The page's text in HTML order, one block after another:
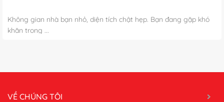
Không gian nhà bạn nhỏ, diện tích chật hẹp. Bạn đang gặp khó
khăn trong ...
VỀ CHÚNG TÔI